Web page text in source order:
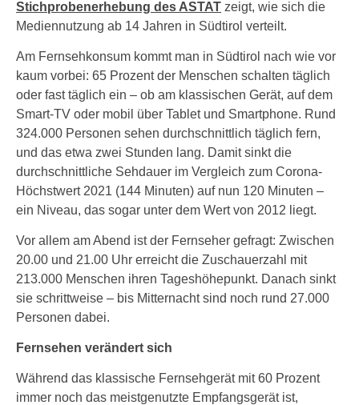
Stichprobenerhebung des ASTAT zeigt, wie sich die
Mediennutzung ab 14 Jahren in Südtirol verteilt.
Am Fernsehkonsum kommt man in Südtirol nach wie vor
kaum vorbei: 65 Prozent der Menschen schalten täglich
oder fast täglich ein – ob am klassischen Gerät, auf dem
Smart-TV oder mobil über Tablet und Smartphone. Rund
324.000 Personen sehen durchschnittlich täglich fern,
und das etwa zwei Stunden lang. Damit sinkt die
durchschnittliche Sehdauer im Vergleich zum Corona-
Höchstwert 2021 (144 Minuten) auf nun 120 Minuten –
ein Niveau, das sogar unter dem Wert von 2012 liegt.
Vor allem am Abend ist der Fernseher gefragt: Zwischen
20.00 und 21.00 Uhr erreicht die Zuschauerzahl mit
213.000 Menschen ihren Tageshöhepunkt. Danach sinkt
sie schrittweise – bis Mitternacht sind noch rund 27.000
Personen dabei.
Fernsehen verändert sich
Während das klassische Fernsehgerät mit 60 Prozent
immer noch das meistgenutzte Empfangsgerät ist,